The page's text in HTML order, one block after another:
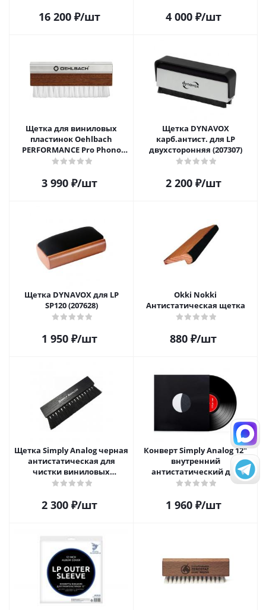
16 200₽/шт 4 000₽/шт
Щетка для виниловых
пластинок Oehlbach
PERFORMANCE Pro Phono
Brush, Record Brush,
3 990₽/шт
Щетка DYNAVOX
карб.антист. для LP
двухсторонняя (207307)
2 200₽/шт
Щетка DYNAVOX для LP
SP120 (207628)
1 950₽/шт
Okki Nokki
Антистатическая щетка
880 ₽/шт
Щетка Simply Analog черная
антистатическая для
чистки виниловых
пластинок
2 300₽/шт
Конверт Simply Analog 12"
внутренний
антистатический для
пластинок (25 шт)
1 960₽/шт